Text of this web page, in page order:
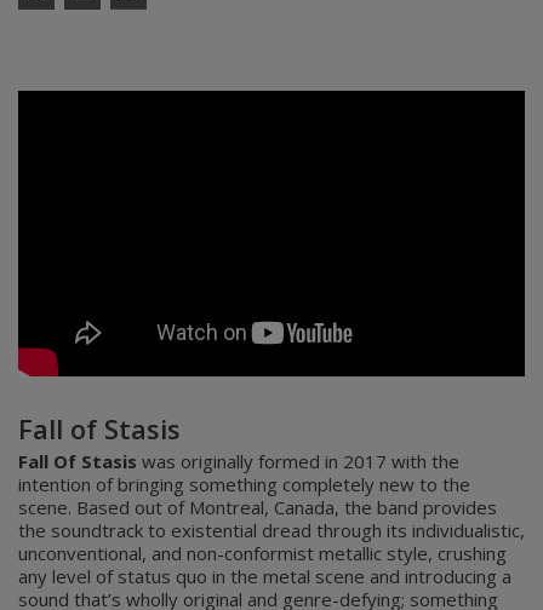
Fall of Stasis
Fall Of Stasis was originally formed in 2017 with the
intention of bringing something completely new to the
scene. Based out of Montreal, Canada, the band provides
the soundtrack to existential dread through its individualistic,
unconventional, and non-conformist metallic style, crushing
any level of status quo in the metal scene and introducing a
sound that’s wholly original and genre-defying; something